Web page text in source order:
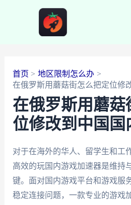
首页
地区限制怎么办
在俄罗斯用蘑菇街怎么把定位修
在俄罗斯用蘑菇
位修改到中国国
对于在海外的华人、留学生和工
高效的玩国内游戏加速器是维持
键。面对国内游戏平台和游戏服
稳定连接问题，一款专业的游戏